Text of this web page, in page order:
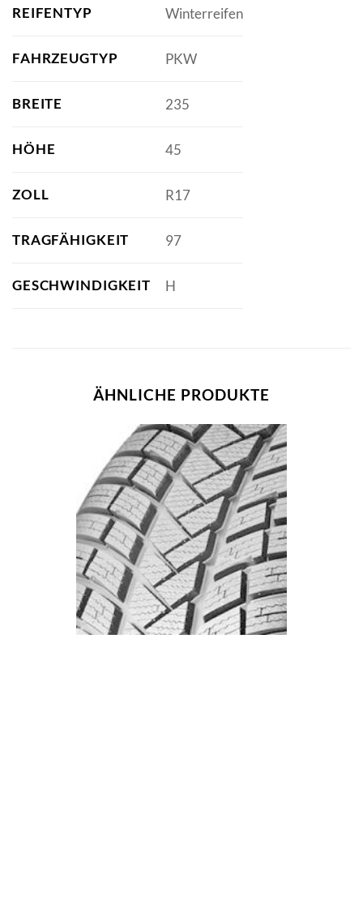
REIFENTYP Winterreifen
FAHRZEUGTYP PKW
BREITE 235
HÖHE 45
ZOLL R17
TRAGFÄHIGKEIT 97
GESCHWINDIGKEIT H
ÄHNLICHE PRODUKTE